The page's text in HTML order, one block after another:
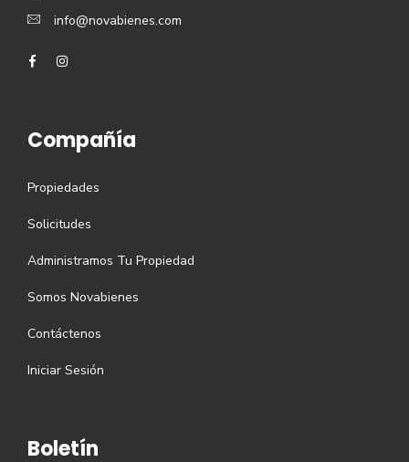
info@novabienes.com
Compañía
Propiedades
Solicitudes
Administramos Tu Propiedad
Somos Novabienes
Contáctenos
Iniciar Sesión
Boletín